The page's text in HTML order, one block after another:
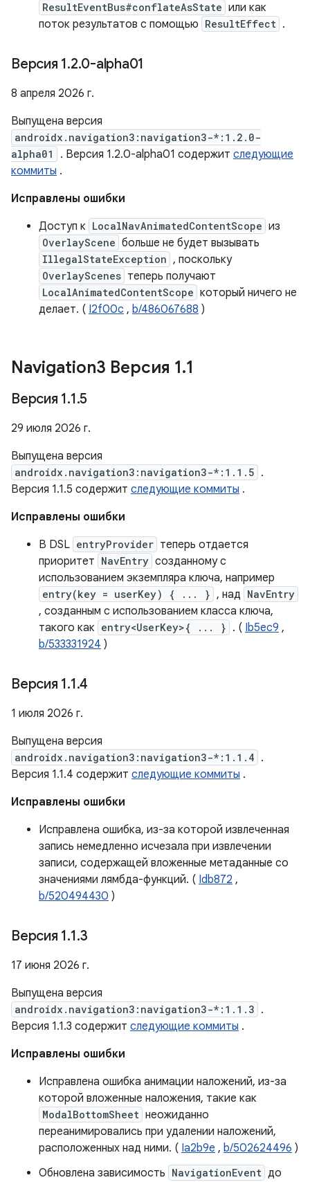
ResultEventBus#conflateAsState или как
поток результатов с помощью ResultEffect .
Версия 1.2.0-alpha01
8 апреля 2026 г.
Выпущена версия
androidx.navigation3:navigation3-*:1.2.0-
alpha01
. Версия 1.2.0-alpha01 содержит следующие
коммиты .
Исправлены ошибки
Доступ к LocalNavAnimatedContentScope из
OverlayScene больше не будет вызывать
IllegalStateException , поскольку
OverlayScenes теперь получают
LocalAnimatedContentScope который ничего не
делает. ( I2f00c , b/486067688 )
Navigation3 Версия 1.1
Версия 1.1.5
29 июля 2026 г.
Выпущена версия
androidx.navigation3:navigation3-*:1.1.5 .
Версия 1.1.5 содержит следующие коммиты .
Исправлены ошибки
В DSL entryProvider теперь отдается
приоритет NavEntry созданному с
использованием экземпляра ключа, например
entry(key = userKey) { ... } , над NavEntry
, созданным с использованием класса ключа,
такого как entry<UserKey>{ ... } . ( Ib5ec9 ,
b/533331924 )
Версия 1.1.4
1 июля 2026 г.
Выпущена версия
androidx.navigation3:navigation3-*:1.1.4 .
Версия 1.1.4 содержит следующие коммиты .
Исправлены ошибки
Исправлена ​​ошибка, из-за которой извлеченная
запись немедленно исчезала при извлечении
записи, содержащей вложенные метаданные со
значениями лямбда-функций. ( Idb872 ,
b/520494430 )
Версия 1.1.3
17 июня 2026 г.
Выпущена версия
androidx.navigation3:navigation3-*:1.1.3 .
Версия 1.1.3 содержит следующие коммиты .
Исправлены ошибки
Исправлена ​​ошибка анимации наложений, из-за
которой вложенные наложения, такие как
ModalBottomSheet неожиданно
переанимировались при удалении наложений,
расположенных над ними. ( Ia2b9e , b/502624496 )
Обновлена ​​зависимость NavigationEvent до